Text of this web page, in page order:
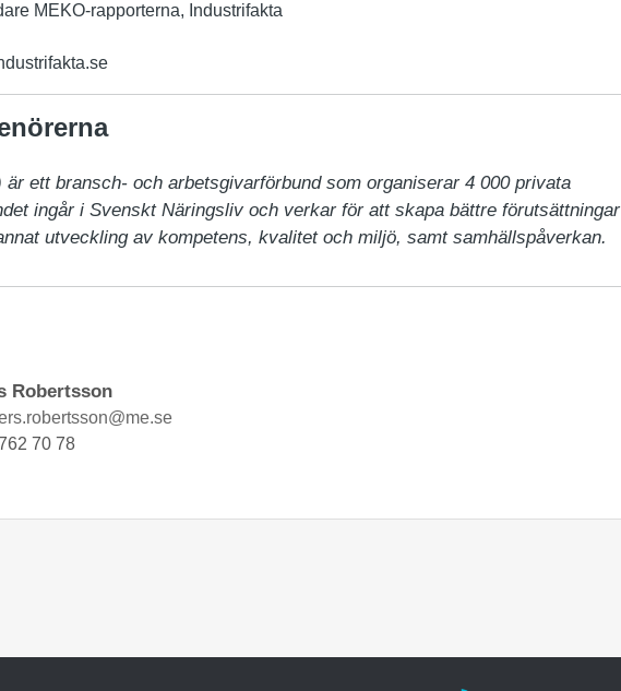
MEKO-rapporterna, Industrifakta
ett bransch- och arbetsgivarförbund som organiserar 4 000 privata
ingår i Svenskt Näringsliv och verkar för att skapa bättre förutsättningar
utveckling av kompetens, kvalitet och miljö, samt samhällspåverkan.
Robertsson
70 78